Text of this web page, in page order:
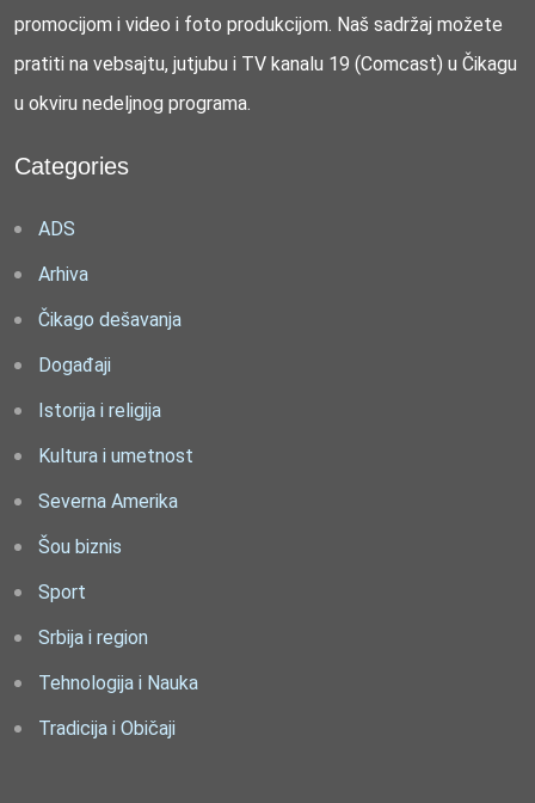
promocijom i video i foto produkcijom. Naš sadržaj možete
pratiti na vebsajtu, jutjubu i TV kanalu 19 (Comcast) u Čikagu
u okviru nedeljnog programa.
Categories
ADS
Arhiva
Čikago dešavanja
Događaji
Istorija i religija
Kultura i umetnost
Severna Amerika
Šou biznis
Sport
Srbija i region
Tehnologija i Nauka
Tradicija i Običaji